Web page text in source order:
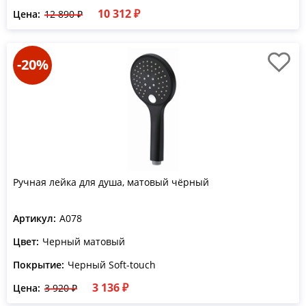
Цена: 12 890 ₽ 10 312 ₽
-20%
Ручная лейка для душа, матовый чёрный
Артикул: A078
Цвет: Черный матовый
Покрытие: Черный Soft-touch
Цена: 3 920 ₽ 3 136 ₽